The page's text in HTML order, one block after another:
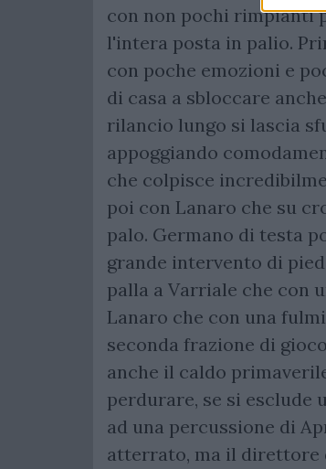
con non pochi rimpianti
l'intera posta in palio.
con poche emozioni e
di casa a sbloccare
rilancio lungo si lascia
appoggiando
che colpisce
poi con Lanaro che su
palo. Germano di testa
grande intervento di
palla a Varriale che con
Lanaro che con una
seconda frazione di
anche il caldo
perdurare, se si esclude
ad una percussione di
atterrato, ma il direttore